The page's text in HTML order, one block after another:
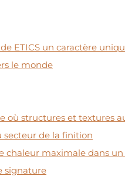
ETICS un caractère
le monde
où structures et textures
secteur de la finition
chaleur maximale dans
signature